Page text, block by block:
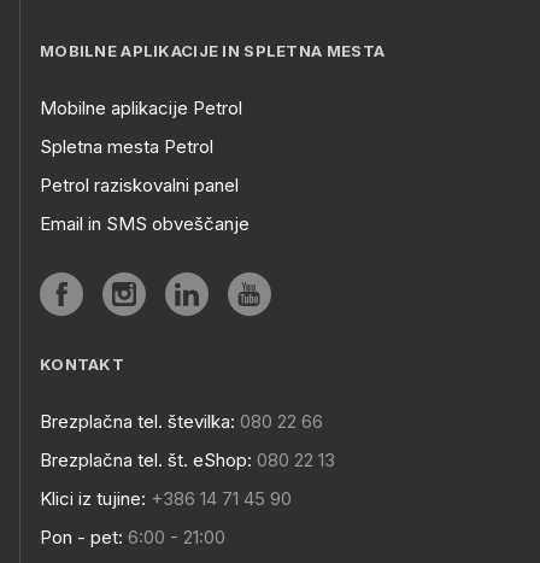
MOBILNE APLIKACIJE IN SPLETNA MESTA
Mobilne aplikacije Petrol
Spletna mesta Petrol
Petrol raziskovalni panel
Email in SMS obveščanje
KONTAKT
Brezplačna tel. številka: 080 22 66
Brezplačna tel. št. eShop: 080 22 13
Klici iz tujine: +386 14 71 45 90
Pon - pet: 6:00 - 21:00